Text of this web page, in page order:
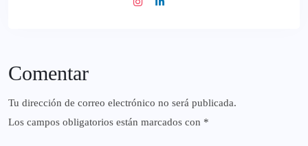
Comentar
Tu dirección de correo electrónico no será publicada.
Los campos obligatorios están marcados con *